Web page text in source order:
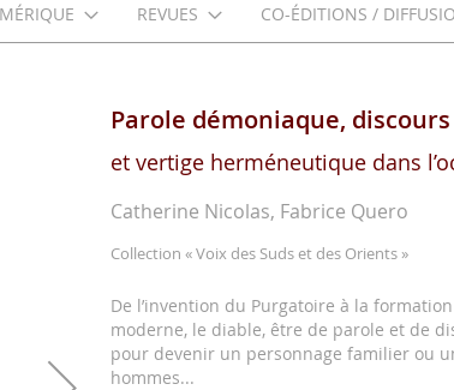
REVUES CO-ÉDITIONS /
Parole démoniaque,
et vertige herméneutique dans
Catherine Nicolas, Fabrice Quero
Collection « Voix des Suds et des Orients »
De l’invention du Purgatoire à la
moderne, le diable, être de parole et de
pour devenir un personnage familier ou
hommes...